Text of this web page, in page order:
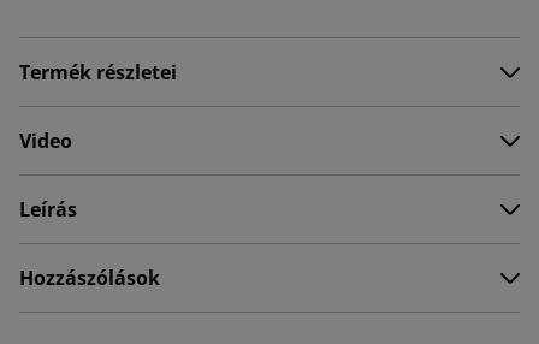
Termék részletei
Video
Leírás
Hozzászólások